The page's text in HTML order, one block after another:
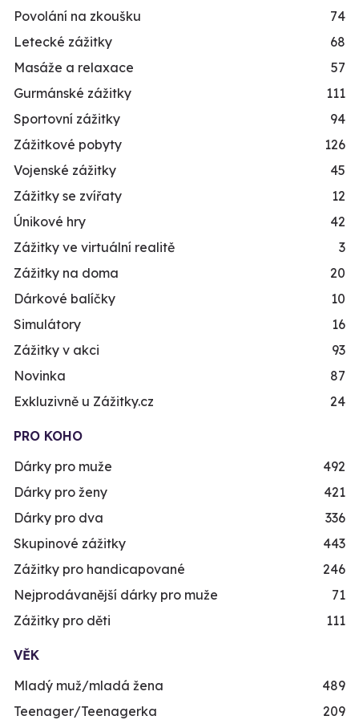
Povolání na zkoušku
74
Letecké zážitky
68
Masáže a relaxace
57
Gurmánské zážitky
111
Sportovní zážitky
94
Zážitkové pobyty
126
Vojenské zážitky
45
Zážitky se zvířaty
12
Únikové hry
42
Zážitky ve virtuální realitě
3
Zážitky na doma
20
Dárkové balíčky
10
Simulátory
16
Zážitky v akci
93
Novinka
87
Exkluzivně u Zážitky.cz
24
PRO KOHO
Dárky pro muže
492
Dárky pro ženy
421
Dárky pro dva
336
Skupinové zážitky
443
Zážitky pro handicapované
246
Nejprodávanější dárky pro muže
71
Zážitky pro děti
111
VĚK
Mladý muž/mladá žena
489
Teenager/Teenagerka
209